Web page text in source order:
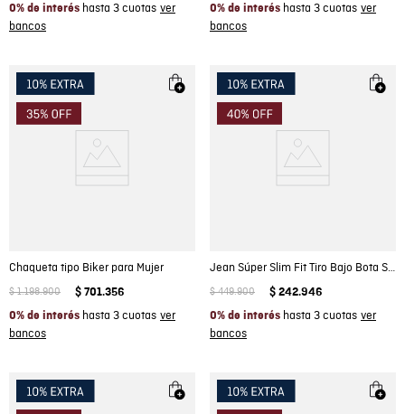
0% de interés hasta 3 cuotas
0% de interés hasta 3 cuotas
Chaqueta tipo Biker para Mujer
$ 1.198.900 $ 701.356
0% de interés hasta 3 cuotas
Jean Súper Slim Fit Tiro Bajo Bota Super Slim Azul Claro para Hombre
$ 449.900 $ 242.946
0% de interés hasta 3 cuotas